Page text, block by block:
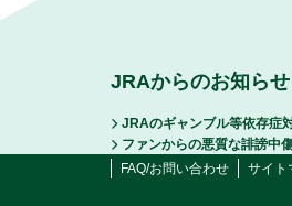
JRAからのお知らせ
JRAのギャンブル等依存症
ファンからの悪質な誹謗中
FAQ/お問い合わせ
サイト